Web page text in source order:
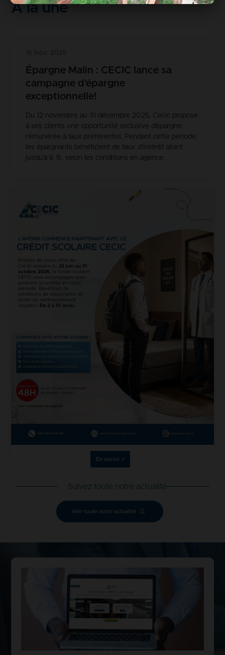
À la une
16 Nov. 2025
Épargne Malin : CECIC lance sa
campagne d’épargne
exceptionnelle!
Du 12 novembre au 31 décembre 2025, Cecic propose
à ses clients une opportunité exclusive d’épargne
rémunérée à taux préférentiel. Pendant cette période,
les épargnants bénéficient de taux d’intérêt allant
jusqu’à 6 %, selon les conditions en agence.
En savoir +
Suivez toute notre actualité
Voir toute notre actualité